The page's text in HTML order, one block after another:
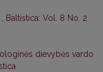
, Baltistica: Vol. 8 No. 2
dievybės vardo